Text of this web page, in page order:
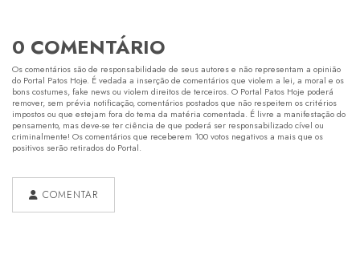
0 COMENTÁRIO
Os comentários são de responsabilidade de seus autores e não representam a opinião
do Portal Patos Hoje. É vedada a inserção de comentários que violem a lei, a moral e os
bons costumes, fake news ou violem direitos de terceiros. O Portal Patos Hoje poderá
remover, sem prévia notificação, comentários postados que não respeitem os critérios
impostos ou que estejam fora do tema da matéria comentada. É livre a manifestação do
pensamento, mas deve-se ter ciência de que poderá ser responsabilizado cível ou
criminalmente! Os comentários que receberem 100 votos negativos a mais que os
positivos serão retirados do Portal.
COMENTAR